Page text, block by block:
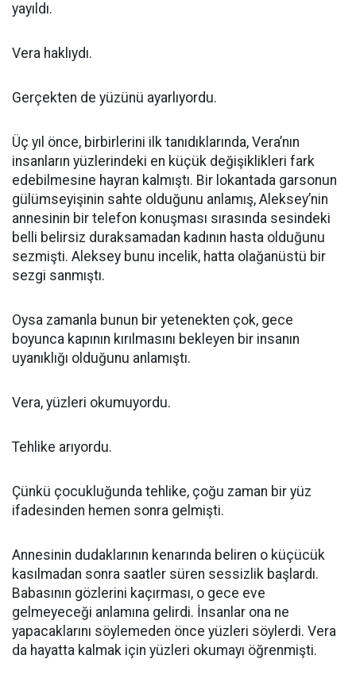
yayıldı.
Vera haklıydı.
Gerçekten de yüzünü ayarlıyordu.
Üç yıl önce, birbirlerini ilk tanıdıklarında, Vera’nın
insanların yüzlerindeki en küçük değişiklikleri fark
edebilmesine hayran kalmıştı. Bir lokantada garsonun
gülümseyişinin sahte olduğunu anlamış, Aleksey’nin
annesinin bir telefon konuşması sırasında sesindeki
belli belirsiz duraksamadan kadının hasta olduğunu
sezmişti. Aleksey bunu incelik, hatta olağanüstü bir
sezgi sanmıştı.
Oysa zamanla bunun bir yetenekten çok, gece
boyunca kapının kırılmasını bekleyen bir insanın
uyanıklığı olduğunu anlamıştı.
Vera, yüzleri okumuyordu.
Tehlike arıyordu.
Çünkü çocukluğunda tehlike, çoğu zaman bir yüz
ifadesinden hemen sonra gelmişti.
Annesinin dudaklarının kenarında beliren o küçücük
kasılmadan sonra saatler süren sessizlik başlardı.
Babasının gözlerini kaçırması, o gece eve
gelmeyeceği anlamına gelirdi. İnsanlar ona ne
yapacaklarını söylemeden önce yüzleri söylerdi. Vera
da hayatta kalmak için yüzleri okumayı öğrenmişti.